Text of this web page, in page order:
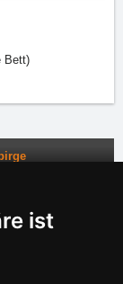
ist
Bett)